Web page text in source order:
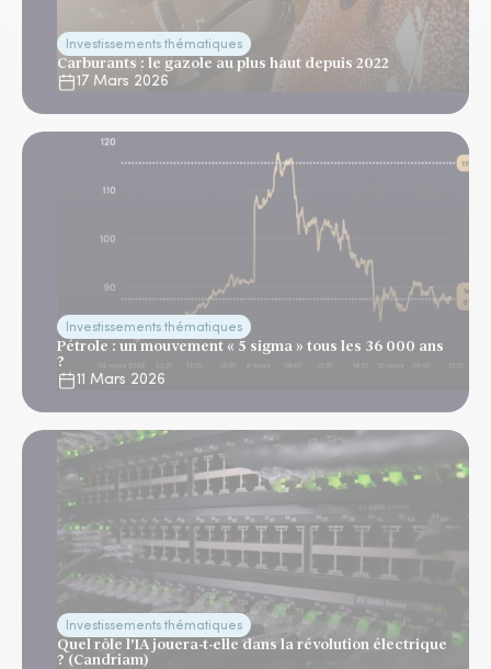
Investissements thématiques
Carburants : le gazole au plus haut depuis 2022
17 Mars 2026
Investissements thématiques
Pétrole : un mouvement « 5 sigma » tous les 36 000 ans
?
11 Mars 2026
Investissements thématiques
Quel rôle l'IA jouera-t-elle dans la révolution électrique
? (Candriam)